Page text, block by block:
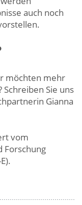
auch noch
möchten mehr
Sie uns
Gianna
vom
Forschung